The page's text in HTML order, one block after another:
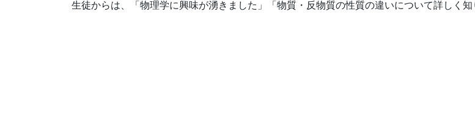
生徒からは、「物理学に興味が湧きました」「物質・反物質の性質の違いについて詳しく知